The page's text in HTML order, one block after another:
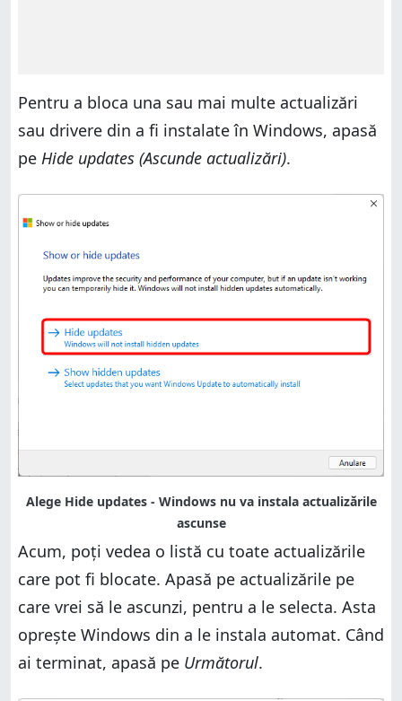
Pentru a bloca una sau mai multe actualizări
sau drivere din a fi instalate în Windows, apasă
pe Hide updates (Ascunde actualizări).
Acum, poți vedea o listă cu toate actualizările
care pot fi blocate. Apasă pe actualizările pe
care vrei să le ascunzi, pentru a le selecta. Asta
oprește Windows din a le instala automat. Când
ai terminat, apasă pe Următorul.